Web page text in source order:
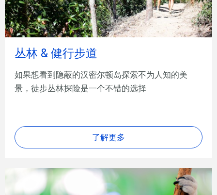
丛林 & 健行步道
如果想看到隐蔽的汉密尔顿岛探索不为人知的美
景，徒步丛林探险是一个不错的选择
了解更多